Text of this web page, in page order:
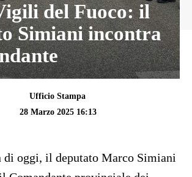
del Fuoco: il
Simiani incontra
Ufficio Stampa
28 Marzo 2025 16:13
di oggi, il deputato Marco Simiani